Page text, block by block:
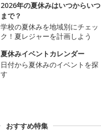
2026年の夏休みはいつからいつ
まで？
学校の夏休みを地域別にチェッ
ク！夏レジャーを計画しよう
夏休みイベントカレンダー
日付から夏休みのイベントを探
す
おすすめ特集